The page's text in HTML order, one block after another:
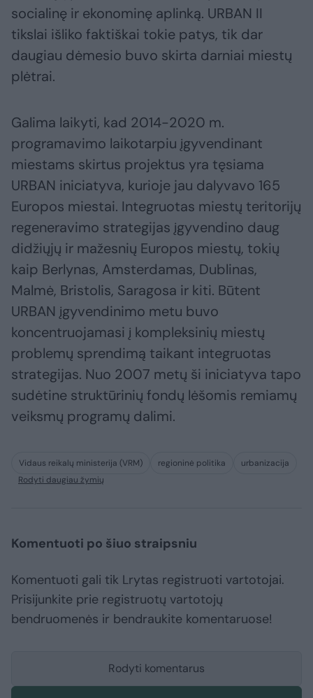
socialinę ir ekonominę aplinką. URBAN II
tikslai išliko faktiškai tokie patys, tik dar
daugiau dėmesio buvo skirta darniai miestų
plėtrai.
Galima laikyti, kad 2014-2020 m.
programavimo laikotarpiu įgyvendinant
miestams skirtus projektus yra tęsiama
URBAN iniciatyva, kurioje jau dalyvavo 165
Europos miestai. Integruotas miestų teritorijų
regeneravimo strategijas įgyvendino daug
didžiųjų ir mažesnių Europos miestų, tokių
kaip Berlynas, Amsterdamas, Dublinas,
Malmė, Bristolis, Saragosa ir kiti. Būtent
URBAN įgyvendinimo metu buvo
koncentruojamasi į kompleksinių miestų
problemų sprendimą taikant integruotas
strategijas. Nuo 2007 metų ši iniciatyva tapo
sudėtine struktūrinių fondų lėšomis remiamų
veiksmų programų dalimi.
Vidaus reikalų ministerija (VRM) regioninė politika
urbanizacija
Rodyti daugiau žymių
Komentuoti po šiuo straipsniu
Komentuoti gali tik Lrytas registruoti vartotojai.
Prisijunkite prie registruotų vartotojų
bendruomenės ir bendraukite komentaruose!
Rodyti komentarus